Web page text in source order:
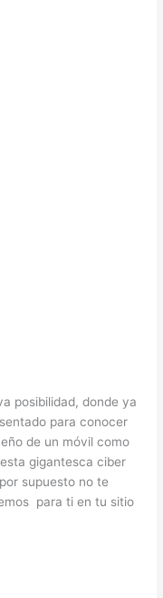
posibilidad, donde ya
para conocer
de un móvil como
gigantesca ciber
supuesto no te
para ti en tu sitio